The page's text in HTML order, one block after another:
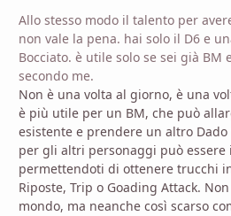
Allo stesso modo il talento per
non vale la pena. hai solo il D6 e
Bocciato. è utile solo se sei già BM
secondo me.
Non è una volta al giorno, è una
è più utile per un BM, che può
esistente e prendere un altro
per gli altri personaggi può essere
permettendoti di ottenere trucchi
Riposte, Trip o Goading Attack.
mondo, ma neanche così scarso